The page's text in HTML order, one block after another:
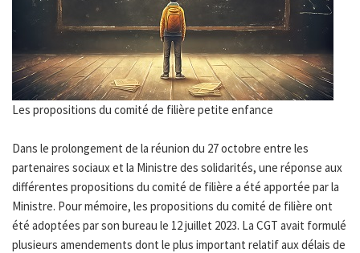
Les propositions du comité de filière petite enfance
Dans le prolongement de la réunion du 27 octobre entre les
partenaires sociaux et la Ministre des solidarités, une réponse aux
différentes propositions du comité de filière a été apportée par la
Ministre. Pour mémoire, les propositions du comité de filière ont
été adoptées par son bureau le 12 juillet 2023. La CGT avait formulé
plusieurs amendements dont le plus important relatif aux délais de